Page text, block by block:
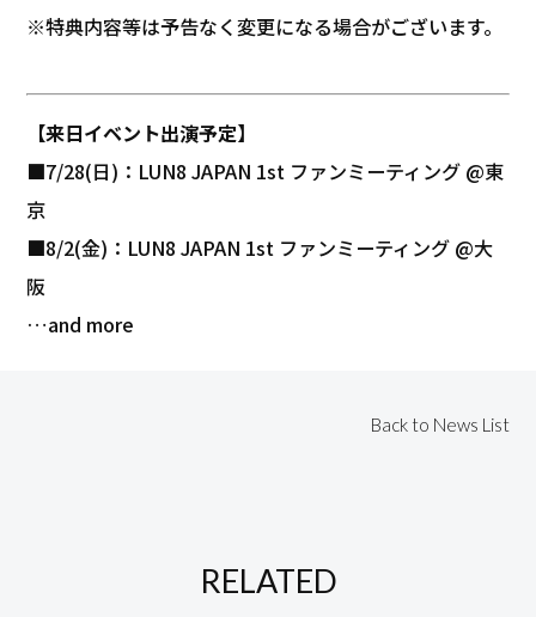
※特典内容等は予告なく変更になる場合がございます。
【来日イベント出演予定】
■7/28(日)：LUN8 JAPAN 1st ファンミーティング @東
京
■8/2(金)：LUN8 JAPAN 1st ファンミーティング @大
阪
…and more
Back to News List
RELATED